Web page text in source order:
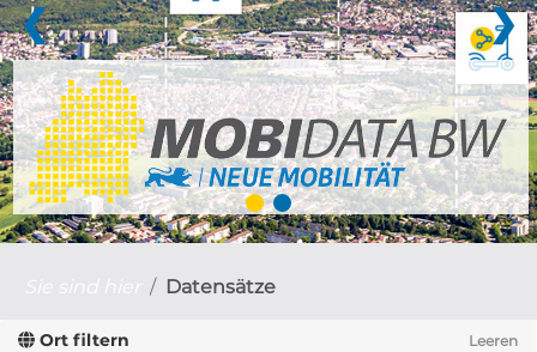
❮ ❯
Datensätze
Ort filtern Leeren